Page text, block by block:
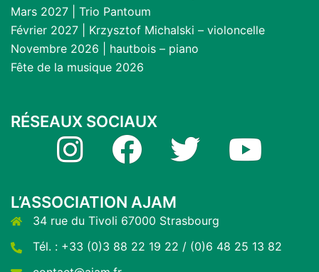
Mars 2027 | Trio Pantoum
Février 2027 | Krzysztof Michalski – violoncelle
Novembre 2026 | hautbois – piano
Fête de la musique 2026
RÉSEAUX SOCIAUX
Instagram Facebook Twitter
L’ASSOCIATION AJAM
34 rue du Tivoli 67000 Strasbourg
Tél. : +33 (0)3 88 22 19 22 / (0)6 48 25 13 82